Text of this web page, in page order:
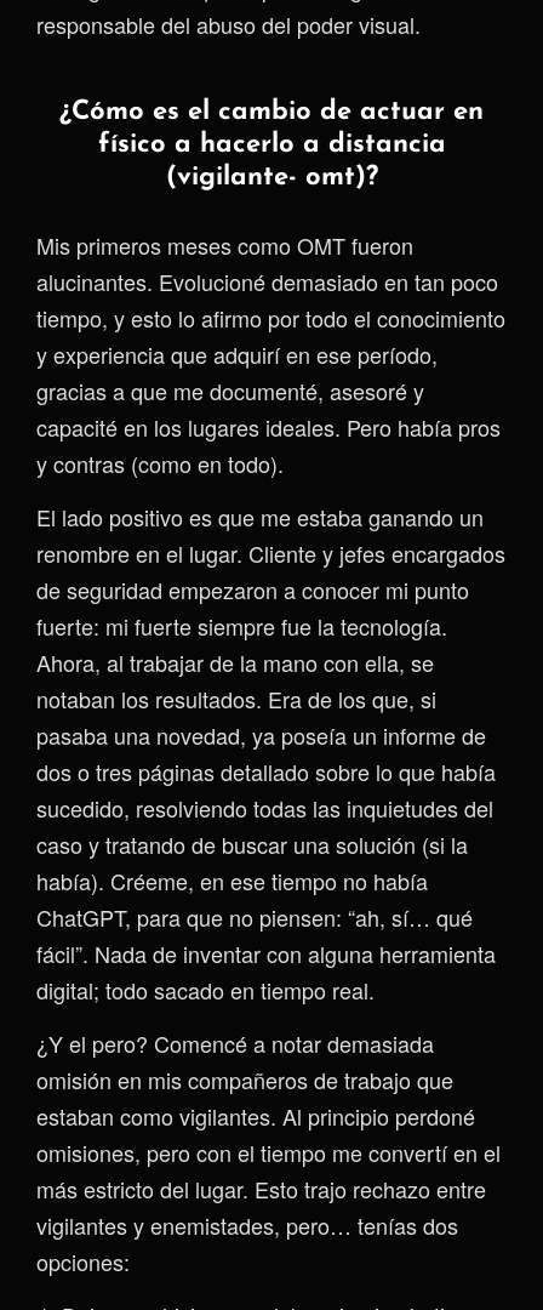
responsable del abuso del poder visual.
¿Cómo es el cambio de actuar en
físico a hacerlo a distancia
(vigilante- omt)?
Mis primeros meses como OMT fueron
alucinantes. Evolucioné demasiado en tan poco
tiempo, y esto lo afirmo por todo el conocimiento
y experiencia que adquirí en ese período,
gracias a que me documenté, asesoré y
capacité en los lugares ideales. Pero había pros
y contras (como en todo).
El lado positivo es que me estaba ganando un
renombre en el lugar. Cliente y jefes encargados
de seguridad empezaron a conocer mi punto
fuerte: mi fuerte siempre fue la tecnología.
Ahora, al trabajar de la mano con ella, se
notaban los resultados. Era de los que, si
pasaba una novedad, ya poseía un informe de
dos o tres páginas detallado sobre lo que había
sucedido, resolviendo todas las inquietudes del
caso y tratando de buscar una solución (si la
había). Créeme, en ese tiempo no había
ChatGPT, para que no piensen: “ah, sí… qué
fácil”. Nada de inventar con alguna herramienta
digital; todo sacado en tiempo real.
¿Y el pero? Comencé a notar demasiada
omisión en mis compañeros de trabajo que
estaban como vigilantes. Al principio perdoné
omisiones, pero con el tiempo me convertí en el
más estricto del lugar. Esto trajo rechazo entre
vigilantes y enemistades, pero… tenías dos
opciones: